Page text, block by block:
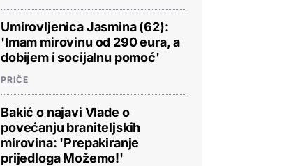
Umirovljenica Jasmina (62):
'Imam mirovinu od 290 eura, a
dobijem i socijalnu pomoć'
PRIČE
Bakić o najavi Vlade o
povećanju braniteljskih
mirovina: 'Prepakiranje
prijedloga Možemo!'